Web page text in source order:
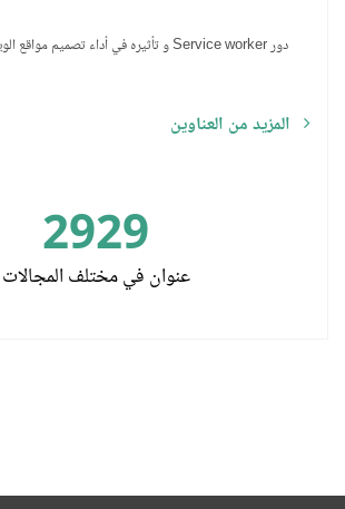
دور Service worker و تأثيره في أداء تصميم مواقع الويب.
2929
عنوان في مختلف المجالات